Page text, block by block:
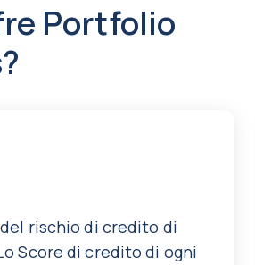
Portfolio
rischio di credito di
Score di credito di ogni